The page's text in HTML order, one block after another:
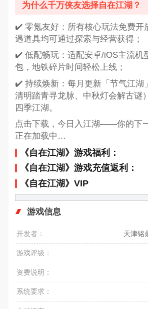
为什么千万侠友选择自在江湖？
✔️ 零氪友好：所有核心玩法免费开
遇道具均可通过探索与经营获得；
✔️ 低配畅玩：适配安卓/iOS主流机
包，地铁碎片时间轻松上线；
✔️ 持续焕新：每月更新「节气江湖
清明踏青寻龙脉、中秋灯会解古谜
四季江湖。
点击下载，今日入江湖——你的下
正在加载中…
《自在江湖》游戏福利：
《自在江湖》游戏充值返利：
《自在江湖》VIP
游戏信息
开发者： 天津铭
游戏评级：
资费说明：
系统要求：